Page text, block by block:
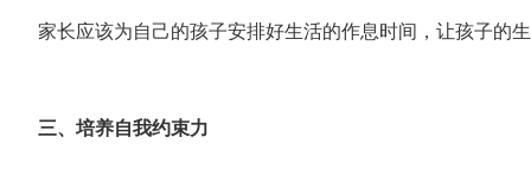
家长应该为自己的孩子安排好生活的作息时间，让孩子的生
三、培养自我约束力